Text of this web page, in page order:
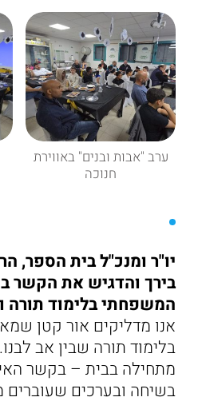
ערב "אבות ובנים" באווירת
חנוכה
יו"ר ומנכ"ל בית הספר,
בירך והדגיש את הקשר
המשפחתי בלימוד תורה
אנו מדליקים אור קטן
בלימוד תורה שבין אב
מתחילה בבית – בקשר
בשיחה ובערכים שעוברים